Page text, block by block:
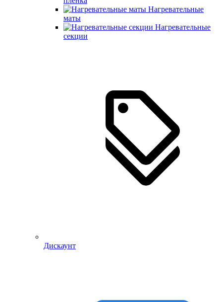
Нагревательные
маты
Нагревательные
секции
Дискаунт